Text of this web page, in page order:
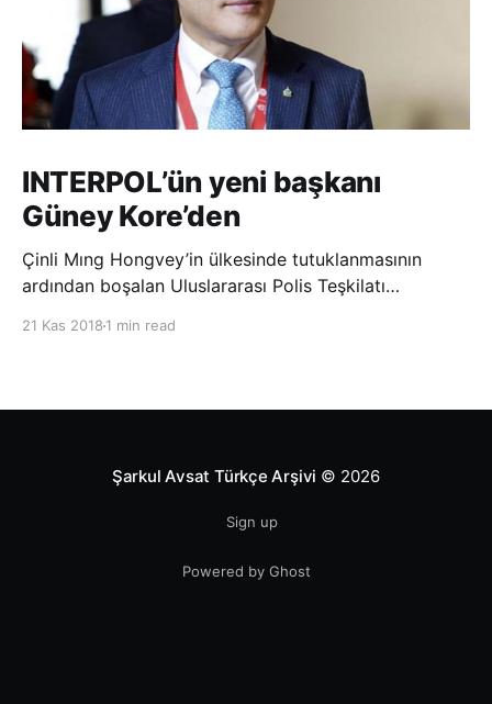
INTERPOL’ün yeni başkanı
Güney Kore’den
Çinli Mıng Hongvey’in ülkesinde tutuklanmasının
ardından boşalan Uluslararası Polis Teşkilatı
21 Kas 2018 1 min read
Şarkul Avsat Türkçe Arşivi © 2026
Sign up
Powered by Ghost